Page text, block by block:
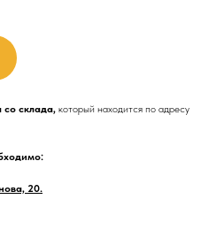
со склада, который находится по адресу
20.